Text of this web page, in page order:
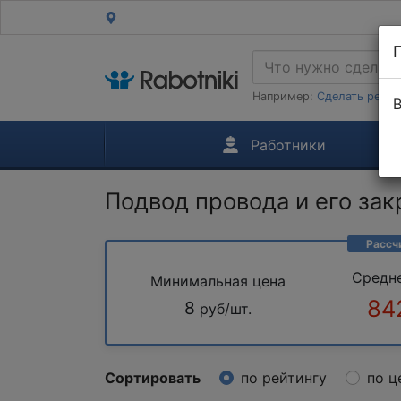
Например: Сделать
Работники
Подвод провода и его
Минимальная цена
8 руб/шт.
Сортировать по рейтингу по